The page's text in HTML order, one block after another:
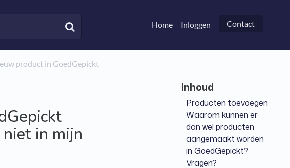
Home Inloggen Contact
product in GoedGepickt
niet in mijn
Producten toevoegen
Waarom kunnen er
dan wel producten
aangemaakt worden
in GoedGepickt?
Vragen?